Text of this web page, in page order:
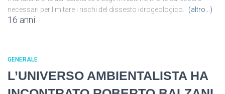
necessari per limitare i rischi del dissesto idrogeologico.
(altro…)
16 anni
GENERALE
L’UNIVERSO AMBIENTALISTA HA